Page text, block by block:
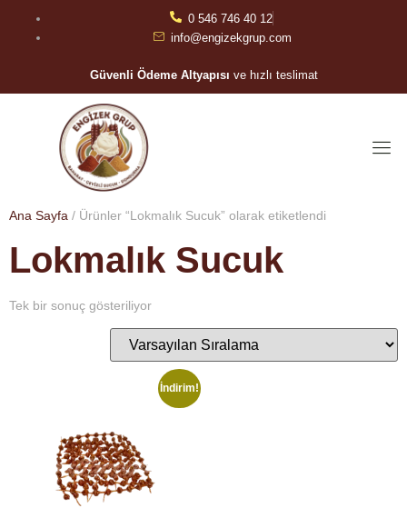
0 546 746 40 12
info@engizekgrup.com
Güvenli Ödeme Altyapısı ve hızlı teslimat
Ana Sayfa / Ürünler “Lokmalık Sucuk” olarak etiketlendi
Lokmalık Sucuk
Tek bir sonuç gösteriliyor
İndirim!